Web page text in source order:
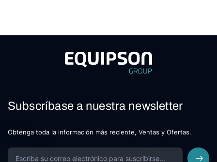
Subscríbase a nuestra newsletter
Obtenga toda la información más reciente, Ventas y Ofertas.